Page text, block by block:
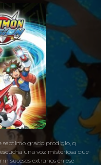
septimo grado prodigio, q
una voz misteriosa que
sucesos extraños en ese